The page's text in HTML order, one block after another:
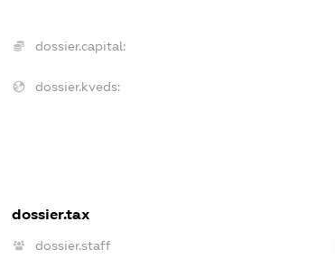
dossier.capital:
dossier.kveds:
dossier.tax
dossier.staff